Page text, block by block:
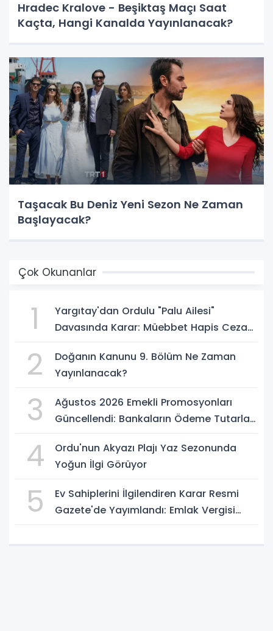
Hradec Kralove - Beşiktaş Maçı Saat
Kaçta, Hangi Kanalda Yayınlanacak?
Taşacak Bu Deniz Yeni Sezon Ne Zaman
Başlayacak?
Çok Okunanlar
1
Yargıtay'dan Ordulu "Palu Ailesi"
Davasında Karar: Müebbet Hapis Cezası
2
Doğanın Kanunu 9. Bölüm Ne Zaman
Yayınlanacak?
3
Ağustos 2026 Emekli Promosyonları
Güncellendi: Bankaların Ödeme Tutarları
4
Ordu'nun Akyazı Plajı Yaz Sezonunda
Yoğun İlgi Görüyor
5
Ev Sahiplerini İlgilendiren Karar Resmi
Gazete'de Yayımlandı: Emlak Vergisi